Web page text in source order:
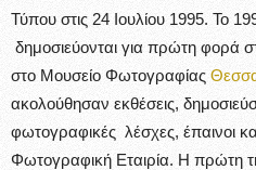
Τύπου στις 24 Ιουλίου 1995. Το
δημοσιεύονται για πρώτη φορά
στο Μουσείο Φωτογραφίας
ακολούθησαν εκθέσεις,
φωτογραφικές λέσχες, έπαινοι
Φωτογραφική Εταιρία. Η πρώτη